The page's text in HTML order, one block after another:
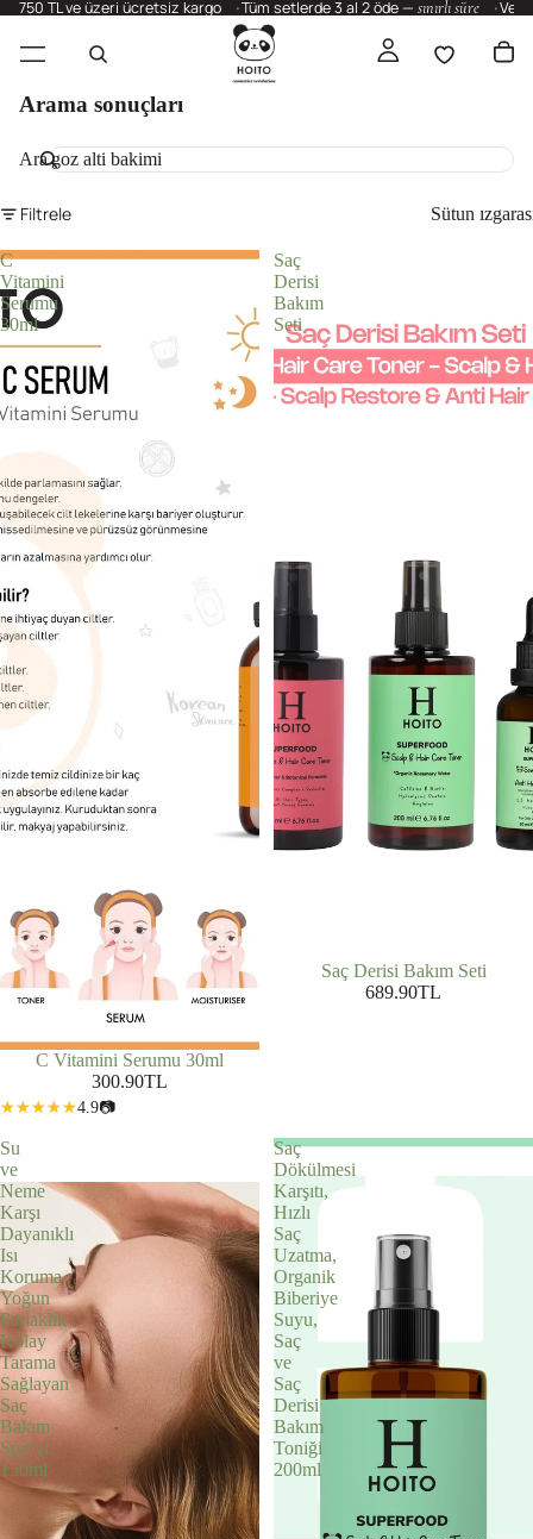
750 TL ve üzeri ücretsiz kargo Tüm setlerde 3 al 2 öde —sınırlı süre
Arama sonuçları
Ara
Filtrele Sütun
C
Vitamini
Serumu
30ml
C Vitamini Serumu 30ml
300.90TL
4.9📷
Saç
Derisi
Bakım
Seti
Saç Derisi Bakım Seti
689.90TL
Su
ve
Neme
Karşı
Dayanıklı
Isı
Koruma
Yoğun
Parlaklık
Kolay
Tarama
Sağlayan
Saç
Bakım
Spreyi
150ml
Saç
Dökülmesi
Karşıtı,
Hızlı
Saç
Uzatma,
Organik
Biberiye
Suyu,
Saç
ve
Saç
Derisi
Bakım
Toniği
200ml